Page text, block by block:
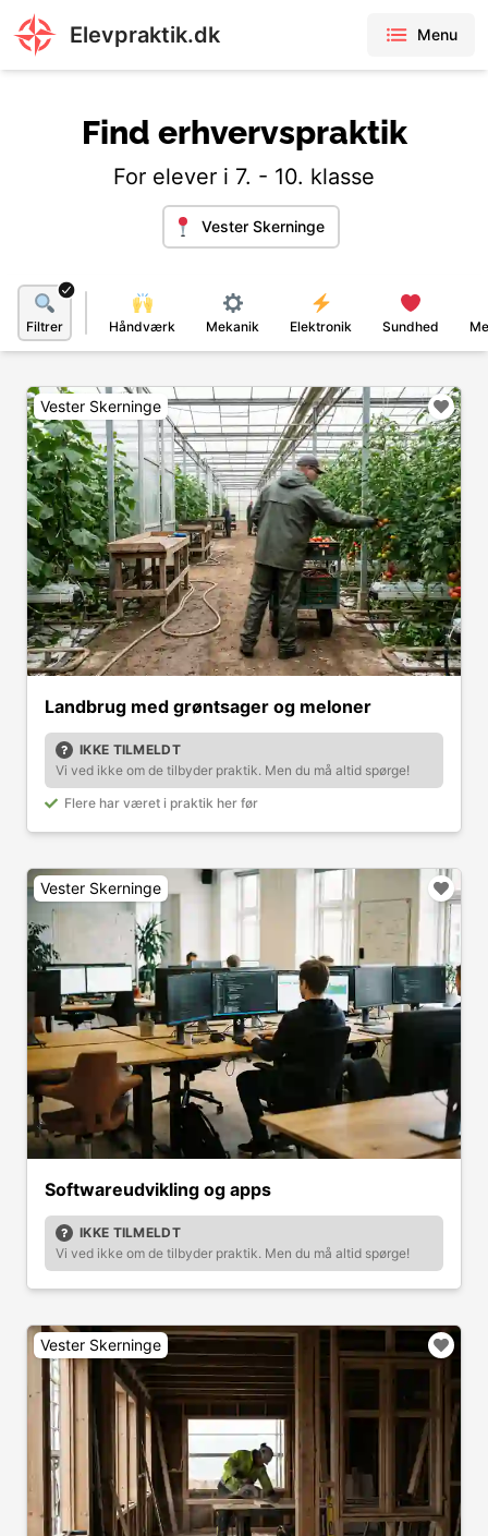
Elevpraktik.dk Menu
Find erhvervspraktik
For elever i 7. - 10. klasse
Vester Skerninge
Filtrer Håndværk Mekanik Elektronik Sundhed
Vester Skerninge
Landbrug med grøntsager og meloner
IKKE TILMELDT
Vi ved ikke om de tilbyder praktik. Men du må altid spørge!
Flere har været i praktik her før
Vester Skerninge
Softwareudvikling og apps
IKKE TILMELDT
Vi ved ikke om de tilbyder praktik. Men du må altid spørge!
Vester Skerninge